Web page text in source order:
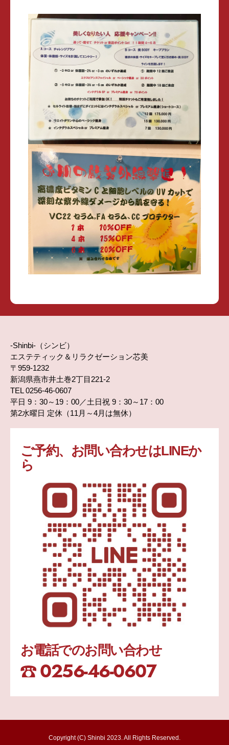
-Shinbi-（シンビ）
エステティック＆リラクゼーション芯美
〒959-1232
新潟県燕市井土巻2丁目221-2
TEL 0256-46-0607
平日 9：30～19：00／土日祝 9：30～17：00
第2水曜日 定休（11月～4月は無休）
ご予約、お問い合わせはLINEか
ら
お電話でのお問い合わせ
0256-46-0607
Copyright (C) Shinbi 2023. All Rights Reserved.